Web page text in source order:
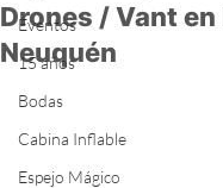
Eventos
15 años
Bodas
Cabina Inflable
Espejo Mágico
Drones / Vant
Neuquén